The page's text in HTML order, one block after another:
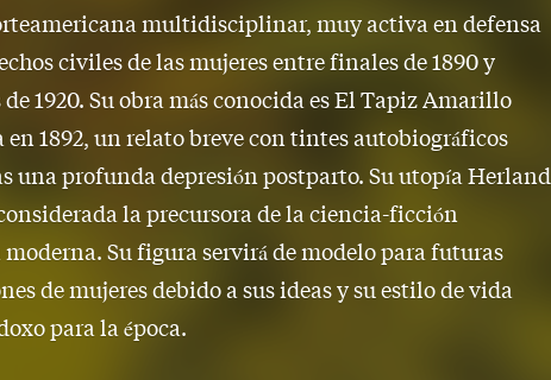
multidisciplinar, muy activa en defensa
civiles de las mujeres entre finales de 1890 y
1920. Su obra más conocida es El Tapiz Amarillo
1892, un relato breve con tintes autobiográficos
una profunda depresión postparto. Su utopía Herland
considerada la precursora de la ciencia-ficción
Su figura servirá de modelo para futuras
de mujeres debido a sus ideas y su estilo de vida
para la época.